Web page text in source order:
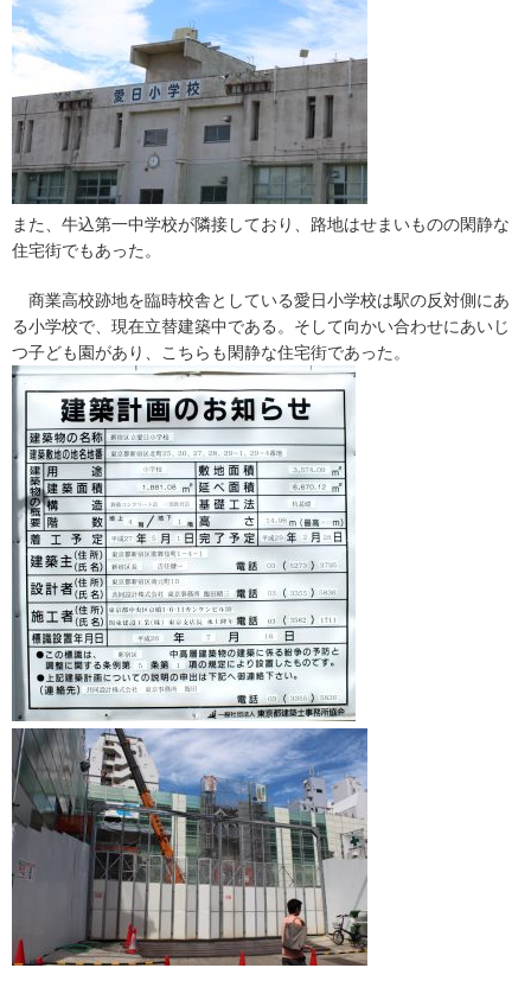
また、牛込第一中学校が隣接しており、路地はせまいものの閑静な
住宅街でもあった。
商業高校跡地を臨時校舎としている愛日小学校は駅の反対側にあ
る小学校で、現在立替建築中である。そして向かい合わせにあいじ
つ子ども園があり、こちらも閑静な住宅街であった。